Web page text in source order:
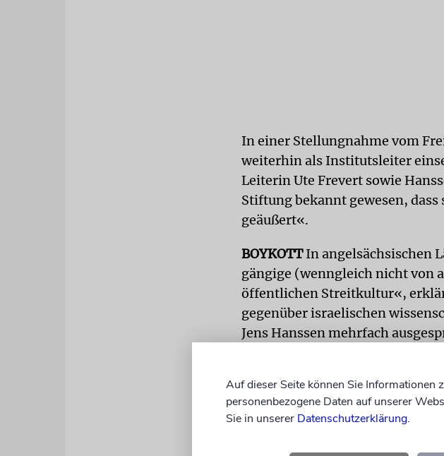
In einer Stellungnahme vom
weiterhin als Institutsleiter
Leiterin Ute Frevert sowie
Stiftung bekannt gewesen,
geäußert«.
BOYKOTTIn angelsächsischen
gängige (wenngleich nicht von
öffentlichen Streitkultur«,
gegenüber israelischen
Jens Hanssen mehrfach
Auf dieser Seite können Sie Informationen
personenbezogene Daten auf unserer
Sie in unserer Datenschutzerklärung.